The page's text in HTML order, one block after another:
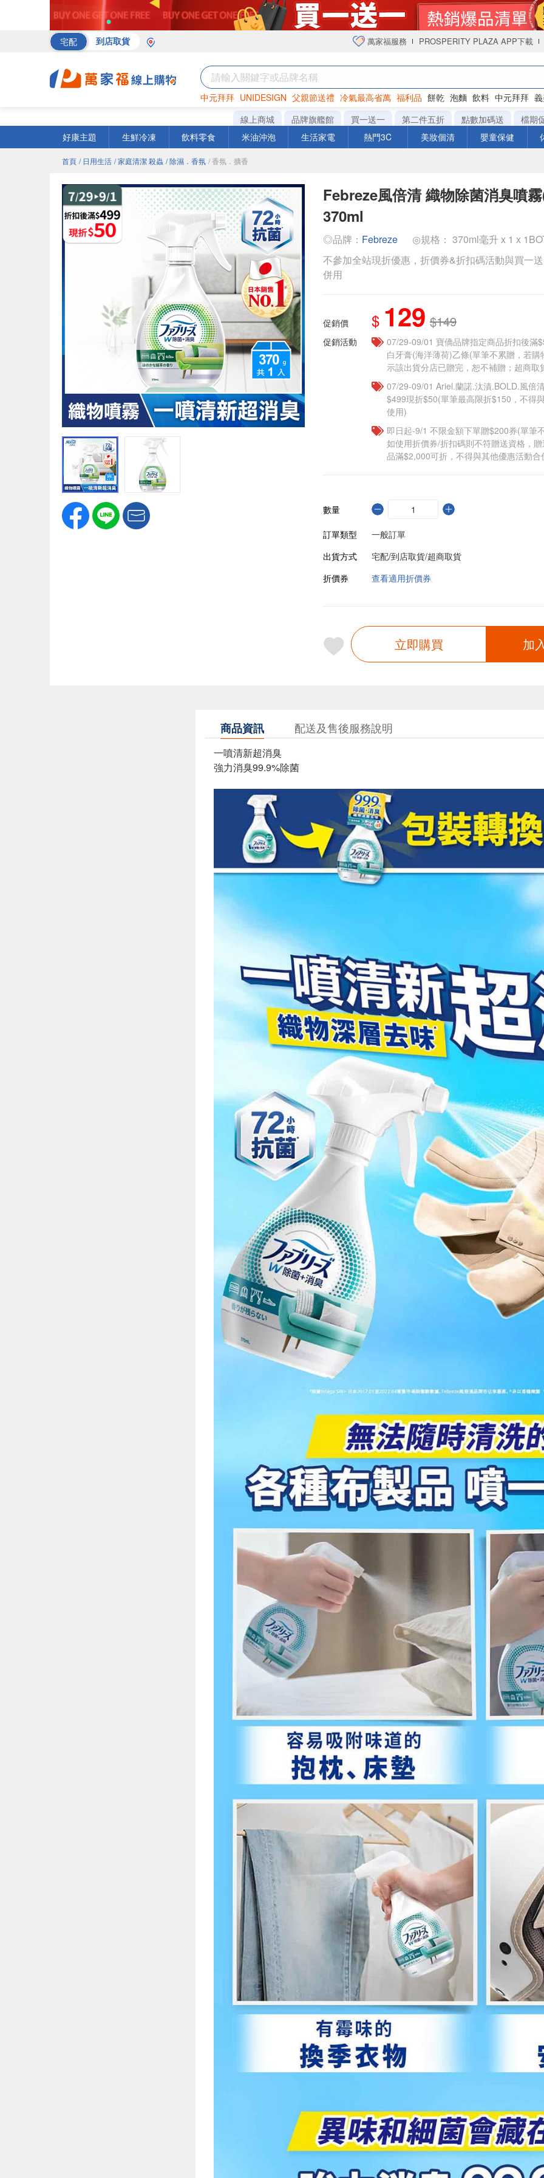
宅配 到店取貨 萬家福服務 PROSPERITY PLAZA APP下載
中元拜拜 UNIDESIGN 父親節送禮 冷氣最高省萬 福利品 餅乾 泡麵 飲料 中元拜拜
巧克力 罐頭 衛生紙
線上商城 品牌旗艦館 買一送一 第二件五折 點數加碼送
檔期
好康主題
生鮮冷凍 飲料零食 米油沖泡 生活家電 熱門3C 美妝個清 嬰童保健
首頁 / 日用生活 / 家庭清潔 殺蟲 / 除濕．香氛 / 香氛．擴香
Febreze風倍清 織物除菌消臭噴
370ml
◎品牌： Febreze
◎規格： 370ml毫升 x 1 x
不參加全站現折優惠，折價券&折扣碼活動與買一
併用
促銷價 $ 129 $149
促銷活動
07/29-09/01 寶僑品牌指定商品折扣後滿
白牙膏(海洋薄荷)乙條(單筆不累贈，若
示該出貨分店已贈完，恕不補贈；超商取
07/29-09/01 Ariel.蘭諾.汰漬.BOLD.風倍
$499現折$50(單筆最高限折$150，不得
使用)
即日起-9/1 不限金額下單贈$200券(單筆
如使用折價券/折扣碼則不符贈送資格，
品滿$2,000可折，不得與其他優惠活動合
數量
訂單類型
一般訂單
出貨方式
宅配/到店取貨/超商取貨
折價券
查看適用折價券
立即購買 加
商品資訊 配送及售後服務說明
一噴清新超消臭
強力消臭99.9%除菌